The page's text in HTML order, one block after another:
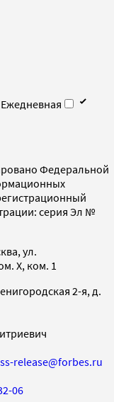
Ежедневная
Федеральной
серия Эл №
ул.
X, ком. 1
2-я, д.
release@forbes.ru
06